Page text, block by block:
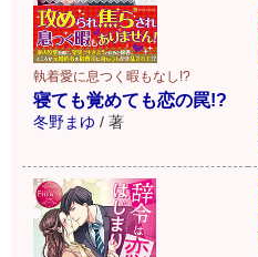
執着愛に息つく暇もなし!?
寝ても覚めても恋の罠!?
冬野まゆ / 著